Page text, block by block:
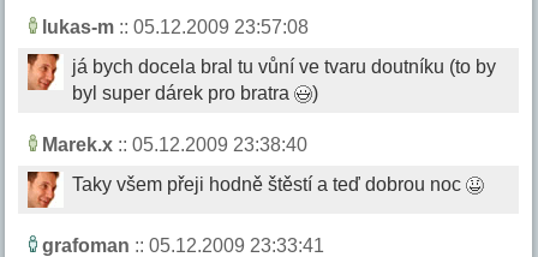
lukas-m :: 05.12.2009 23:57:08
já bych docela bral tu vůní ve tvaru doutníku (to by
byl super dárek pro bratra
)
Marek.x :: 05.12.2009 23:38:40
Taky všem přeji hodně štěstí a teď dobrou noc
grafoman :: 05.12.2009 23:33:41